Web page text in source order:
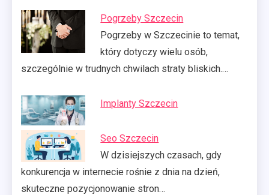
Pogrzeby Szczecin
Pogrzeby w Szczecinie to temat,
który dotyczy wielu osób,
szczególnie w trudnych chwilach straty bliskich.…
Implanty Szczecin
Seo Szczecin
W dzisiejszych czasach, gdy
konkurencja w internecie rośnie z dnia na dzień,
skuteczne pozycjonowanie stron…